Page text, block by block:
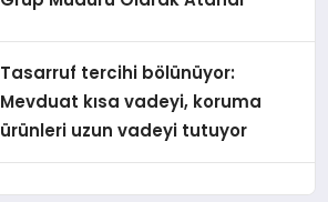
Tasarruf tercihi bölünüyor:
Mevduat kısa vadeyi, koruma
ürünleri uzun vadeyi tutuyor